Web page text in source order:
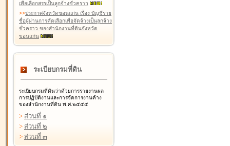
เพื่อเลือกสรรเป็นลูกจ้างชั่วคราว
>>ประกาศจังหวัดขอนแก่น เรื่อง บัญชีราย
ชื่อผู้ผ่านการคัดเลือกเพื่อจัดจ้างเป็นลูกจ้าง
ชั่วคราว ของสำนักงานที่ดินจังหวัด
ขอนแก่น
ระเบียบกรมที่ดิน
ระเบียบกรมที่ดินว่าด้วยการรายงานผล
การปฏิบัติงานและการจัดการงานค้าง
ของสำนักงานที่ดิน พ.ศ.๒๕๕๕
> ส่วนที่ ๑
> ส่วนที่ ๒
> ส่วนที่ ๓